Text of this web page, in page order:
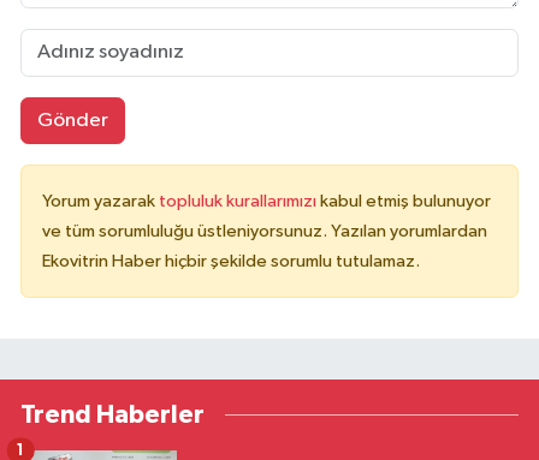
Gönder
Yorum yazarak topluluk kurallarımızı kabul etmiş bulunuyor
ve tüm sorumluluğu üstleniyorsunuz. Yazılan yorumlardan
Ekovitrin Haber hiçbir şekilde sorumlu tutulamaz.
Trend Haberler
1